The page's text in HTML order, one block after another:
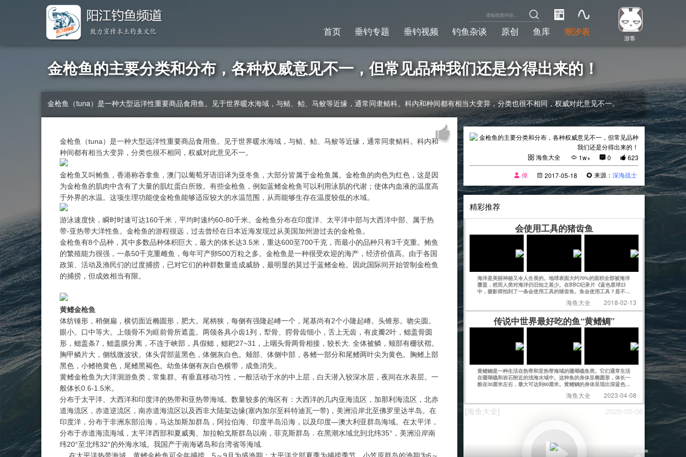
游客
首页 垂钓专题 垂钓视频 钓鱼杂谈 原创 鱼库 潮汐表
金枪鱼的主要分类和分布，各种权威意见不一，但常见品种我们还是分得出来的！
金枪鱼（tuna）是一种大型远洋性重要商品食用鱼。见于世界暖水海域，与鲭、鲐、马鲛等近缘，通常同隶鲭科。科内和种间都有相当大变异，分类也很不相同，权威对此意见不一。
金枪鱼（tuna）是一种大型远洋性重要商品食用鱼。见于世界暖水海域，与鲭、鲐、马鲛等近缘，通常同隶鲭科。科内和
种间都有相当大变异，分类也很不相同，权威对此意见不一。
金枪鱼又叫鲔鱼，香港称吞拿鱼，澳门以葡萄牙语旧译为亚冬鱼，大部分皆属于金枪鱼属。金枪鱼的肉色为红色，这是因
为金枪鱼的肌肉中含有了大量的肌红蛋白所致。有些金枪鱼，例如蓝鳍金枪鱼可以利用泳肌的代谢；使体内血液的温度高
于外界的水温。这项生理功能使金枪鱼能够适应较大的水温范围，从而能够生存在温度较低的水域。
游泳速度快，瞬时时速可达160千米，平均时速约60-80千米。金枪鱼分布在印度洋、太平洋中部与大西洋中部、属于热
带-亚热带大洋性鱼。金枪鱼的游程很远，过去曾经在日本近海发现过从美国加州游过去的金枪鱼。
金枪鱼有8个品种，其中多数品种体积巨大，最大的体长达3.5米，重达600至700千克，而最小的品种只有3千克重。鲔鱼
的繁殖能力很强，一条50千克重雌鱼，每年可产卵500万粒之多。金枪鱼是一种很受欢迎的海产，经济价值高。由于各国
政策、活动及渔民们的过度捕捞，已对它们的种群数量造成威胁，最明显的莫过于蓝鳍金枪。因此国际间开始管制金枪鱼
的捕捞，但成效相当有限。
黄鳍金枪鱼
体纺锤形，稍侧扁，横切面近椭圆形，肥大。尾柄狭，每侧有强隆起嵴一个，尾基尚有2个小隆起嵴。头锥形。吻尖圆。
眼小。口中等大。上颌骨不为眶前骨所遮盖。两颌各具小齿1列，犁骨、腭骨齿细小，舌上无齿，有皮瓣2叶，鳃盖骨圆
形，鳃盖条7，鳃盖膜分离，不连于峡部，具假鳃，鳃耙27~31，上咽头骨两骨相接，较长大. 全体被鳞，颊部有栅状褶。
胸甲鳞片大，侧线微波状。体头背部蓝黑色，体侧灰白色。颊部、体侧中部，各鳍一部分和尾鳍两叶尖为黄色。胸鳍上部
黑色，小鳍艳黄色，尾鳍黑褐色。幼鱼体侧有灰白色横带，成鱼消失。
黄鳍金枪鱼为大洋洄游鱼类，常集群。有垂直移动习性，一般活动于水的中上层，白天潜入较深水层，夜间在水表层。一
般体长0.6-1.5米。
分布于太平洋、大西洋和印度洋的热带和亚热带海域。数量较多的海区有：大西洋的几内亚海流区，加那利海流区，北赤
道海流区，赤道逆流区，南赤道海流区以及西非大陆架边缘(塞内加尔至科特迪瓦一带)，美洲沿岸北至佛罗里达半岛。在
印度洋，分布于非洲东部沿海，马达加斯加群岛，阿拉伯海、印度半岛沿海，以及印度—澳大利亚群岛海域。在太平洋，
分布于赤道海流海域，太平洋西部和夏威夷、加拉帕戈斯群岛以南，菲克斯群岛．在黑潮水域北到北纬35°，美洲沿岸南
纬20°至北纬32°的外海水域。我国产于南海诸岛和台湾省等海域.
海鱼大全 1w+ 0
623
偉
2017-05-18 来源：深海战士
精彩推荐
会使用工具的猪齿鱼
海洋是美丽神秘又令人生畏的。地球表面大约70%的面积全部被海洋
覆盖，然而人类对海洋仍旧知之甚少。在BBC纪录片《蓝色星球2》
中，摄影师拍到了一条会使用工具的猪齿鱼。鱼会使用工具？是不是
海鱼大全 2018-02-13
传说中世界最好吃的鱼“黄鳍鲷”
黄鳍鲷是一种生活在热带和亚热带海域的珊瑚礁鱼类。它们通常生活
在珊瑚礁和岩石附近的浅海水域中。这种鱼的身体呈椭圆形，体长一
般在30厘米左右，最大可达到60厘米。黄鳍鲷的身体呈现出深蓝色的
海鱼大全 2023-04-08
[海鱼大全] 2020-05-06